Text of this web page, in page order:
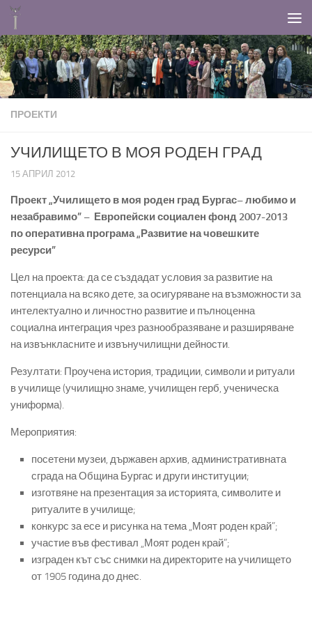
ПРОЕКТИ
УЧИЛИЩЕТО В МОЯ РОДЕН ГРАД
15 АПРИЛ 2012
Проект „Училището в моя роден град Бургас– любимо и
незабравимо” – Европейски социален фонд 2007-2013
по оперативна програма „Развитие на човешките
ресурси”
Цел на проекта: да се създадат условия за развитие на
потенциала на всяко дете, за осигуряване на възможности за
интелектуално и личностно развитие и пълноценна
социална интеграция чрез разнообразяване и разширяване
на извънкласните и извънучилищни дейности.
Резултати: Проучена история, традиции, символи и ритуали
в училище (училищно знаме, училищен герб, ученическа
униформа).
Мероприятия:
посетени музеи, държавен архив, административната
сграда на Община Бургас и други институции;
изготвяне на презентация за историята, символите и
ритуалите в училище;
конкурс за есе и рисунка на тема „Моят роден край”;
участие във фестивал „Моят роден край”;
изграден кът със снимки на директорите на училището
от 1905 година до днес.